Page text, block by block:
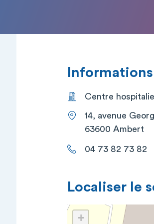
Centre
14, avenue
63600 Ambert
04 73 82 73 82
Localiser le
+